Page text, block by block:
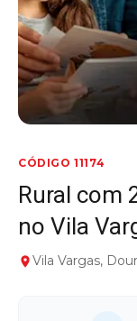
CÓDIGO 11174
Rural com
no Vila
Vila Vargas,